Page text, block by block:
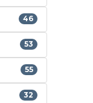
46
53
55
32